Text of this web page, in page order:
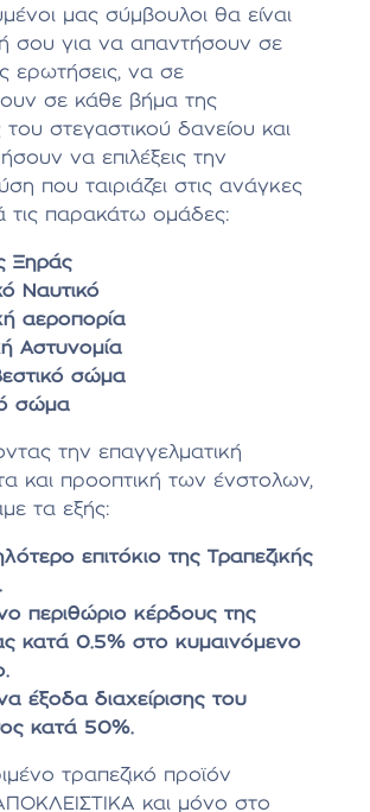
μας σύμβουλοι θα είναι
σου για να απαντήσουν σε
ερωτήσεις, να σε
σε κάθε βήμα της
του στεγαστικού δανείου και
να επιλέξεις την
που ταιριάζει στις ανάγκες
παρακάτω ομάδες:
Ξηράς
Ναυτικό
αεροπορία
Αστυνομία
σώμα
σώμα
την επαγγελματική
και προοπτική των ένστολων,
τα εξής:
επιτόκιο της Τραπεζικής
περιθώριο κέρδους της
κατά 0.5% στο κυμαινόμενο
έξοδα διαχείρισης του
κατά 50%.
τραπεζικό προϊόν
ΑΠΟΚΛΕΙΣΤΙΚΑ και μόνο στο